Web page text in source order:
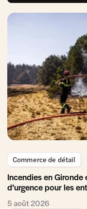
Commerce de détail
Incendies en
d’urgence pour les
5 août 2026